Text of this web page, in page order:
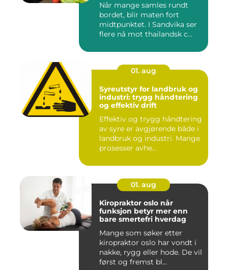
Når mange samles rundt
bordet, blir maten fort
midtpunktet. I Sandvika ser
flere nå mot thailandsk c...
01. aug
Syreutstyr for landbruk og
industri: trygg håndtering
og effektiv drift
Effektiv og trygg håndtering
av syre er avgjørende både i
landbruk og industri. Mange
prosesser avhe...
01. aug
Kiropraktor oslo når
funksjon betyr mer enn
bare smertefri hverdag
Mange som søker etter
kiropraktor oslo har vondt i
nakke, rygg eller hode. De vil
først og fremst bl...